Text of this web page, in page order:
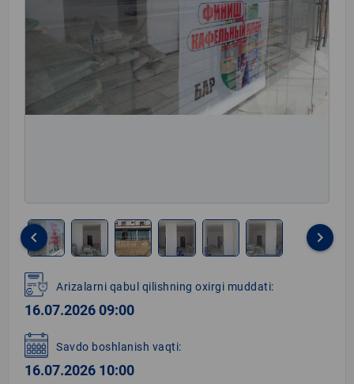
1
of
6
keyboard_arrow_left keyboard_arrow_right
Arizalarni qabul qilishning oxirgi muddati:
16.07.2026 09:00
Savdo boshlanish vaqti:
16.07.2026 10:00